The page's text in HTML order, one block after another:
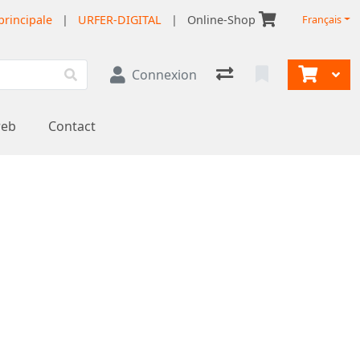
| URFER-DIGITAL | Online-Shop Français
Connexion
Contact